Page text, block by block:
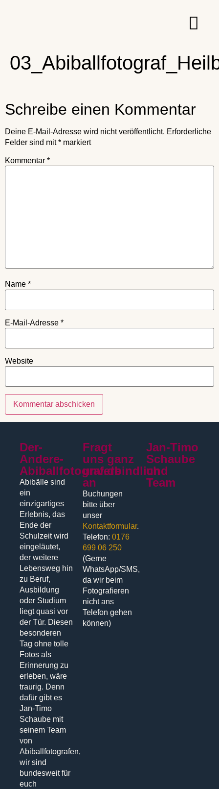
Schreibe einen Kommentar
Deine E-Mail-Adresse wird nicht veröffentlicht. Erforderliche
Felder sind mit* markiert
Kommentar *
Name *
E-Mail-Adresse *
Website
Der-
Andere-
Abiballfotograf.de
Abibälle sind
ein
einzigartiges
Erlebnis, das
Ende der
Schulzeit wird
eingeläutet,
der weitere
Lebensweg hin
zu Beruf,
Ausbildung
oder Studium
liegt quasi vor
der Tür. Diesen
besonderen
Tag ohne tolle
Fotos als
Erinnerung zu
erleben, wäre
traurig. Denn
dafür gibt es
Jan-Timo
Schaube mit
seinem Team
von
Abiballfotografen,
wir sind
bundesweit für
euch
Fragt
uns ganz
unverbindlich
an
Buchungen
bitte über
unser
Kontaktformular.
Telefon:0176
699 06 250
(Gerne
WhatsApp/SMS,
da wir beim
Fotografieren
nicht ans
Telefon gehen
können)
Jan-Timo
Schaube
und
Team